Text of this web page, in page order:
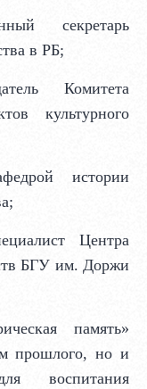
секретарь
в РБ;
Комитета
культурного
истории
Центра
БГУ им. Доржи
память»
прошлого, но и
воспитания